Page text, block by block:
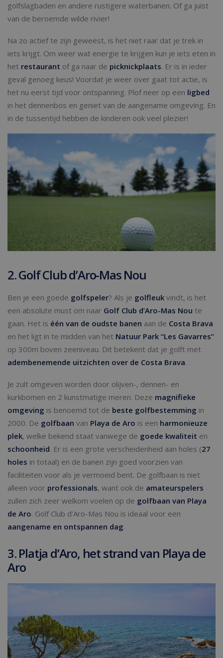
golfslagbaden en andere rustigere waterbanen. Of ga juist
van de beroemde wilde rivier!
Na zo actief te zijn geweest, is het niet raar dat je trek in
iets krijgt. Om weer wat energie te krijgen kun je iets eten in
het restaurant of ga naar de picknickplaats. Er is in ieder
geval genoeg keus! Voordat je weer over gaat tot actie, is
het nu eerst tijd voor ontspanning. Plof neer op een ligbed
in het dennenbos en geniet van de aangename omgeving. En
in de tussentijd hebben de kinderen ook veel plezier!
2. Golf Club d’Aro-Mas Nou
Ben je een goede golfspeler? Als je golfleuk vindt, is het
een absolute must om naar Golf Club d’Aro-Mas Nou te
gaan. Het is één van de oudste banen aan de Costa Brava
en het ligt in te midden van het Natuur Park “Les Gavarres”
op 300m boven zeeniveau. Dit betekent dat je golft met
adembenemende uitzichten over de Costa Brava.
Je zult omgeven worden door olijven-, dennen- en
kurkbomen en 2 kunstmatige meren. Deze magnifieke
omgeving is benoemd tot de beste golfbestemming in
2000. De golfbaan van Playa de Aro is een harmonieuze
plek, welke bekend staat vanwege de goede kwaliteit en
schoonheid. Er is een grote verscheidenheid aan holes (27
holes in totaal) en de banen zijn goed voorzien van
faciliteiten voor als je vermoeid bent. De golfbaan is niet
alleen voor professionals, want ook de amateurspelers
zullen zich zeer welkom voelen op de golfbaan van Playa
de Aro. Golf Club d’Aro-Mas Nou is ideaal voor een
aangename en ontspannen dag.
3. Platja d’Aro, het strand van Playa de
Aro